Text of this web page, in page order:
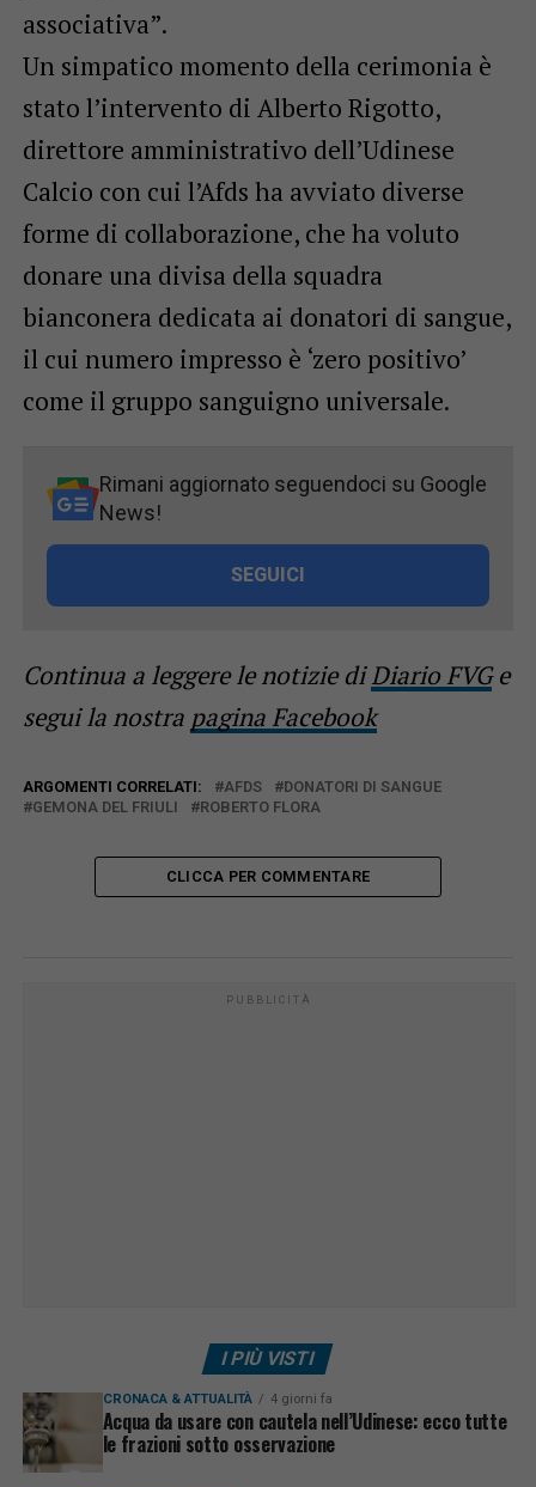
associativa”.
Un simpatico momento della cerimonia è
stato l’intervento di Alberto Rigotto,
direttore amministrativo dell’Udinese
Calcio con cui l’Afds ha avviato diverse
forme di collaborazione, che ha voluto
donare una divisa della squadra
bianconera dedicata ai donatori di sangue,
il cui numero impresso è ‘zero positivo’
come il gruppo sanguigno universale.
Rimani aggiornato seguendoci su Google
News!
SEGUICI
Continua a leggere le notizie diDiario FVGe
segui la nostra pagina Facebook
ARGOMENTI CORRELATI: AFDS
DONATORI DI SANGUE
GEMONA DEL FRIULI
ROBERTO FLORA
CLICCA PER COMMENTARE
PUBBLICITÀ
I PIÙ VISTI
CRONACA & ATTUALITÀ 4 giorni fa
Acqua da usare con cautela nell’Udinese: ecco tutte
le frazioni sotto osservazione